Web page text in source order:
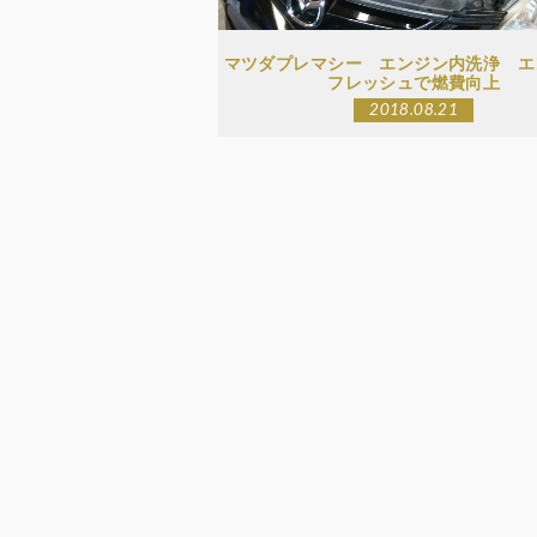
マツダプレマシー エンジン内洗浄 エ
フレッシュで燃費向上
2018.08.21